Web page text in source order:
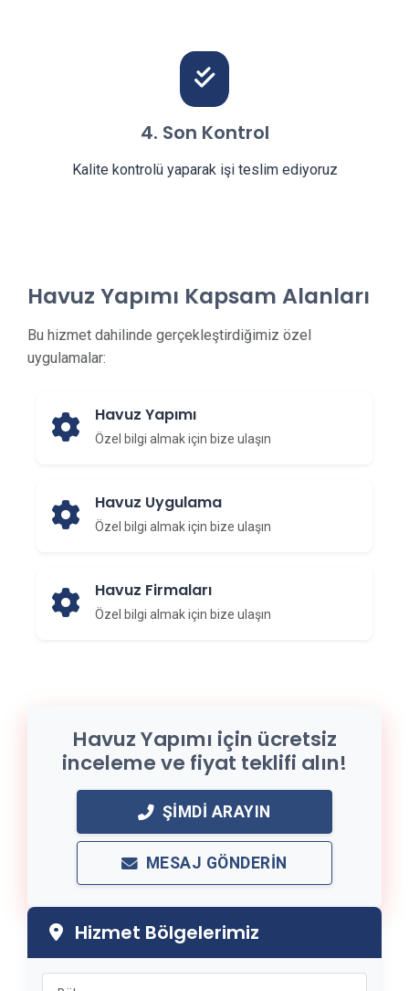
4. Son Kontrol
Kalite kontrolü yaparak işi teslim ediyoruz
Havuz Yapımı Kapsam Alanları
Bu hizmet dahilinde gerçekleştirdiğimiz özel
uygulamalar:
Havuz Yapımı
Özel bilgi almak için bize ulaşın
Havuz Uygulama
Özel bilgi almak için bize ulaşın
Havuz Firmaları
Özel bilgi almak için bize ulaşın
Havuz Yapımı için ücretsiz
inceleme ve fiyat teklifi alın!
ŞIMDI ARAYIN
MESAJ GÖNDERIN
Hizmet Bölgelerimiz